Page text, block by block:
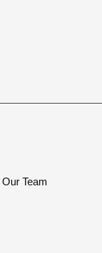
Our Team